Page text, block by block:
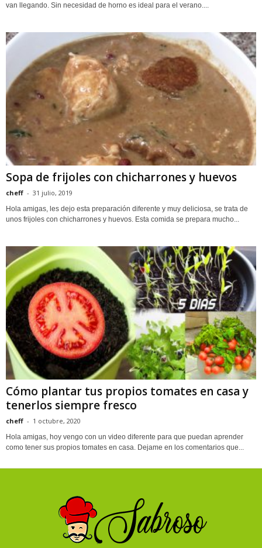
van llegando. Sin necesidad de horno es ideal para el verano....
Sopa de frijoles con chicharrones y huevos
cheff - 31 julio, 2019
Hola amigas, les dejo esta preparación diferente y muy deliciosa, se trata de
unos frijoles con chicharrones y huevos. Esta comida se prepara mucho...
Cómo plantar tus propios tomates en casa y
tenerlos siempre fresco
cheff - 1 octubre, 2020
Hola amigas, hoy vengo con un video diferente para que puedan aprender
como tener sus propios tomates en casa. Dejame en los comentarios que...